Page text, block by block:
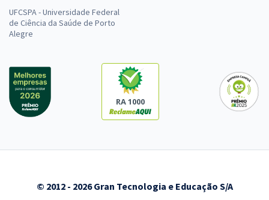
UFCSPA - Universidade Federal
de Ciência da Saúde de Porto
Alegre
RA 1000
© 2012 - 2026 Gran Tecnologia e Educação S/A